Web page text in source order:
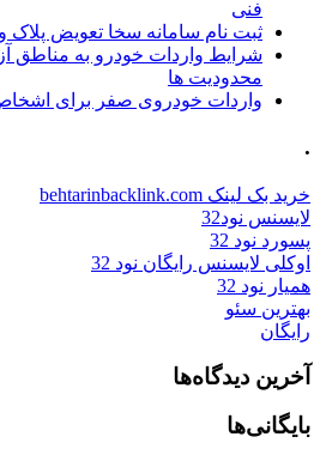
فنی
ثبت نام سامانه سخا تعویض پلاک
شرایط واردات خودرو به مناطق
محدودیت ها
واردات خودروی صفر برای
.
خرید بک لینک behtarinbacklink.com
لایسنس نود32
پسورد نود 32
اوکلی لایسنس رایگان نود 32
همیار نود 32
بهترین سئو
رایگان
آخرین دیدگاه‌ها
بایگانی‌ها